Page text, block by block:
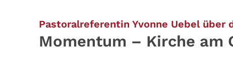
Pastoralreferentin Yvonne Uebel über
Momentum – Kirche am